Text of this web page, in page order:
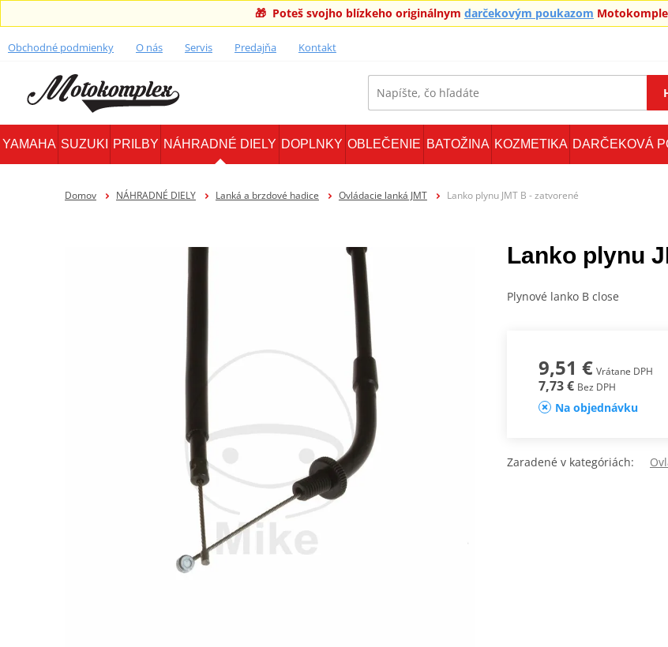
🎁 Poteš svojho blízkeho originálnym darčekovým poukazom
Obchodné podmienky O nás Servis Predajňa Kontakt
YAMAHA SUZUKI PRILBY NÁHRADNÉ DIELY DOPLNKY OBLEČENIE BATOŽINA KOZMETIKA DARČEKOVÁ
Domov NÁHRADNÉ DIELY Lanká a brzdové hadice Ovládacie lanká JMT Lanko plynu JMT B - zatvorené
Lanko plynu
Plynové lanko B close
9,51 € Vrátane DPH
7,73 € Bez DPH
Na objednávku
Zaradené v kategóriách: